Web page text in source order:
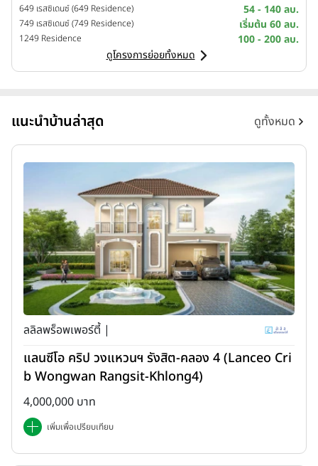
649 เรสซิเดนซ์ (649 Residence) 54 - 140 ลบ.
749 เรสซิเดนซ์ (749 Residence) เริ่มต้น 60 ลบ.
1249 Residence
100 - 200 ลบ.
ดูโครงการย่อยทั้งหมด
แนะนำบ้านล่าสุด ดูทั้งหมด
ลลิลพร็อพเพอร์ตี้ |
แลนซีโอ คริป วงแหวนฯ รังสิต-คลอง 4 (Lanceo Cri
b Wongwan Rangsit-Khlong4)
4,000,000 บาท
เพิ่มเพื่อเปรียบเทียบ